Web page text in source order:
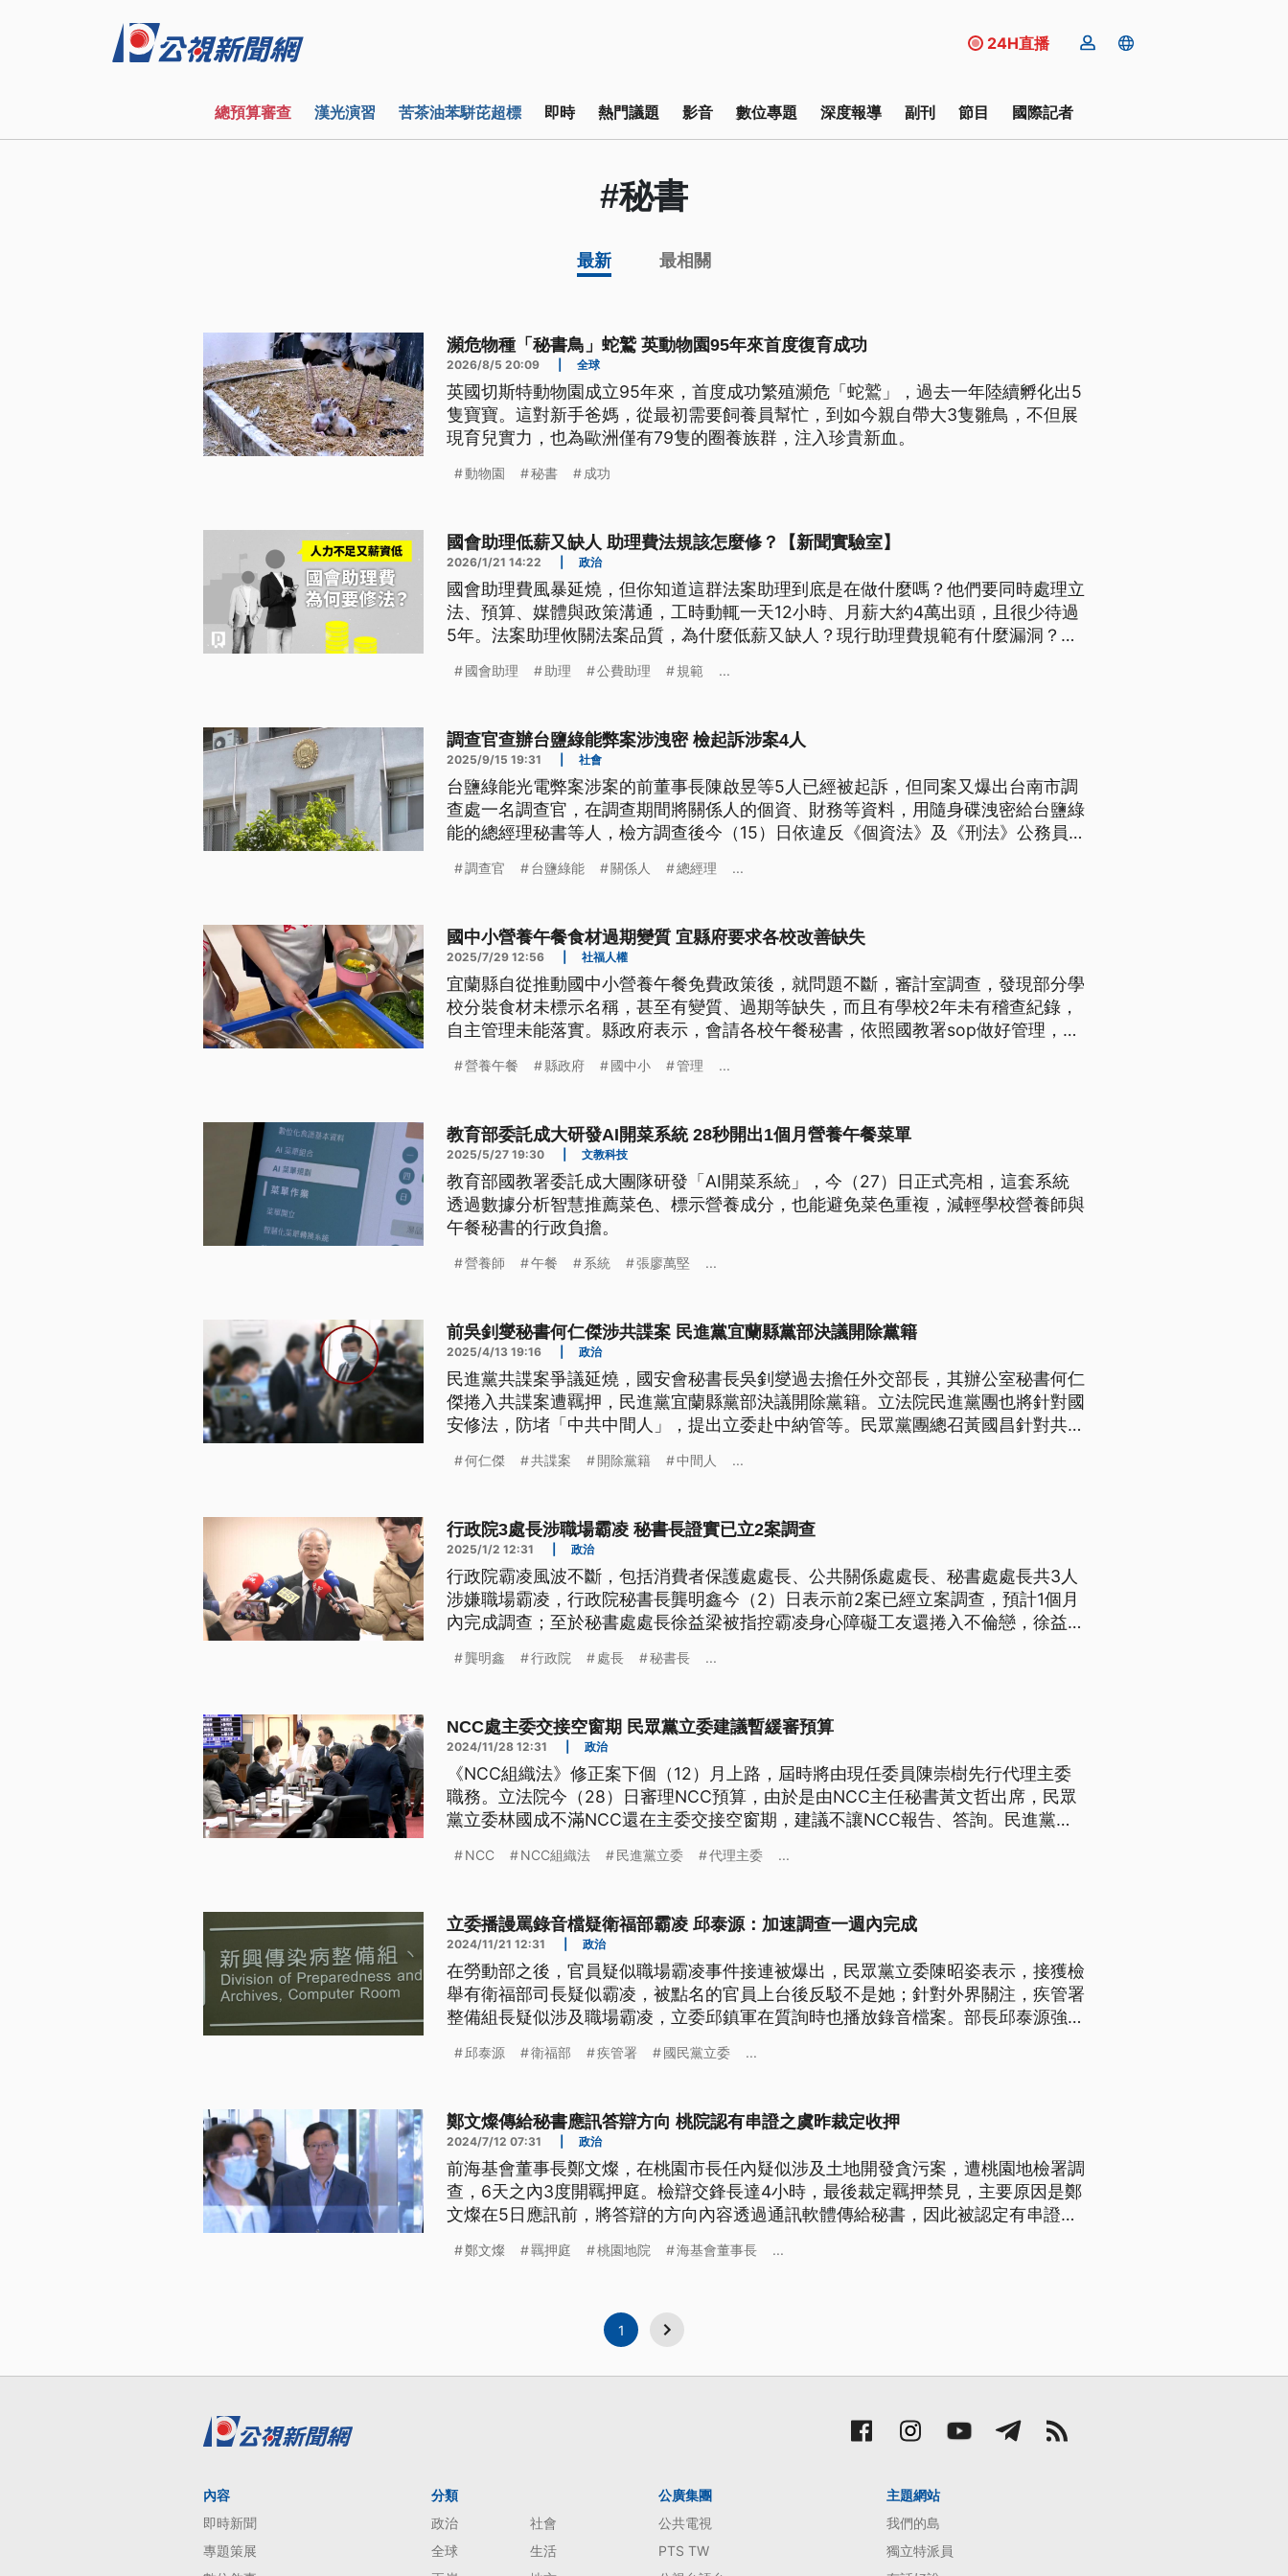
24H直播
總預算審查 漢光演習 苦茶油苯駢芘超標 即時 熱門議題 影音 數位專題 深度報導 副刊 節目 國際記者
#秘書
最新 最相關
瀕危物種「秘書鳥」蛇鷲 英動物園95年來首度復育成功
2026/8/5 20:09 全球
英國切斯特動物園成立95年來，首度成功繁殖瀕危「蛇鷲」，過去一年陸續孵化出5
隻寶寶。這對新手爸媽，從最初需要飼養員幫忙，到如今親自帶大3隻雛鳥，不但展
現育兒實力，也為歐洲僅有79隻的圈養族群，注入珍貴新血。
動物園 秘書 成功
國會助理低薪又缺人 助理費法規該怎麼修？【新聞實驗室】
2026/1/21 14:22 政治
國會助理費風暴延燒，但你知道這群法案助理到底是在做什麼嗎？他們要同時處理立
法、預算、媒體與政策溝通，工時動輒一天12小時、月薪大約4萬出頭，且很少待過
5年。法案助理攸關法案品質，為什麼低薪又缺人？現行助理費規範有什麼漏洞？修
國會助理 助理 公費助理 規範 ...
調查官查辦台鹽綠能弊案涉洩密 檢起訴涉案4人
2025/9/15 19:31 社會
台鹽綠能光電弊案涉案的前董事長陳啟昱等5人已經被起訴，但同案又爆出台南市調
查處一名調查官，在調查期間將關係人的個資、財務等資料，用隨身碟洩密給台鹽綠
能的總經理秘書等人，檢方調查後今（15）日依違反《個資法》及《刑法》公務員
調查官 台鹽綠能 關係人 總經理 ...
國中小營養午餐食材過期變質 宜縣府要求各校改善缺失
2025/7/29 12:56 社福人權
宜蘭縣自從推動國中小營養午餐免費政策後，就問題不斷，審計室調查，發現部分學
校分裝食材未標示名稱，甚至有變質、過期等缺失，而且有學校2年未有稽查紀錄，
自主管理未能落實。縣政府表示，會請各校午餐秘書，依照國教署sop做好管理，營
營養午餐 縣政府 國中小 管理 ...
教育部委託成大研發AI開菜系統 28秒開出1個月營養午餐菜單
2025/5/27 19:30 文教科技
教育部國教署委託成大團隊研發「AI開菜系統」，今（27）日正式亮相，這套系統
透過數據分析智慧推薦菜色、標示營養成分，也能避免菜色重複，減輕學校營養師與
午餐秘書的行政負擔。
營養師 午餐 系統 張廖萬堅 ...
前吳釗燮秘書何仁傑涉共諜案 民進黨宜蘭縣黨部決議開除黨籍
2025/4/13 19:16 政治
民進黨共諜案爭議延燒，國安會秘書長吳釗燮過去擔任外交部長，其辦公室秘書何仁
傑捲入共諜案遭羈押，民進黨宜蘭縣黨部決議開除黨籍。立法院民進黨團也將針對國
安修法，防堵「中共中間人」，提出立委赴中納管等。民眾黨團總召黃國昌針對共諜
何仁傑 共諜案 開除黨籍 中間人 ...
行政院3處長涉職場霸凌 秘書長證實已立2案調查
2025/1/2 12:31 政治
行政院霸凌風波不斷，包括消費者保護處處長、公共關係處處長、秘書處處長共3人
涉嫌職場霸凌，行政院秘書長龔明鑫今（2）日表示前2案已經立案調查，預計1個月
內完成調查；至於秘書處處長徐益梁被指控霸凌身心障礙工友還捲入不倫戀，徐益梁
龔明鑫 行政院 處長 秘書長 ...
NCC處主委交接空窗期 民眾黨立委建議暫緩審預算
2024/11/28 12:31 政治
《NCC組織法》修正案下個（12）月上路，屆時將由現任委員陳崇樹先行代理主委
職務。立法院今（28）日審理NCC預算，由於是由NCC主任秘書黃文哲出席，民眾
黨立委林國成不滿NCC還在主委交接空窗期，建議不讓NCC報告、答詢。民進黨立
因為反映通訊品質，被威脅列入黑名單。
NCC NCC組織法 民進黨立委 代理主委 ...
立委播謾罵錄音檔疑衛福部霸凌 邱泰源：加速調查一週內完成
2024/11/21 12:31 政治
在勞動部之後，官員疑似職場霸凌事件接連被爆出，民眾黨立委陳昭姿表示，接獲檢
舉有衛福部司長疑似霸凌，被點名的官員上台後反駁不是她；針對外界關注，疾管署
整備組長疑似涉及職場霸凌，立委邱鎮軍在質詢時也播放錄音檔案。部長邱泰源強
邱泰源 衛福部 疾管署 國民黨立委 ...
鄭文燦傳給秘書應訊答辯方向 桃院認有串證之虞昨裁定收押
2024/7/12 07:31 政治
前海基會董事長鄭文燦，在桃園市長任內疑似涉及土地開發貪污案，遭桃園地檢署調
查，6天之內3度開羈押庭。檢辯交鋒長達4小時，最後裁定羈押禁見，主要原因是鄭
文燦在5日應訊前，將答辯的方向內容透過通訊軟體傳給秘書，因此被認定有串證之
鄭文燦 羈押庭 桃園地院 海基會董事長 ...
1
內容
即時新聞
專題策展
分類
政治
社會
全球
生活
公廣集團
公共電視
PTS TW
主題網站
我們的島
獨立特派員